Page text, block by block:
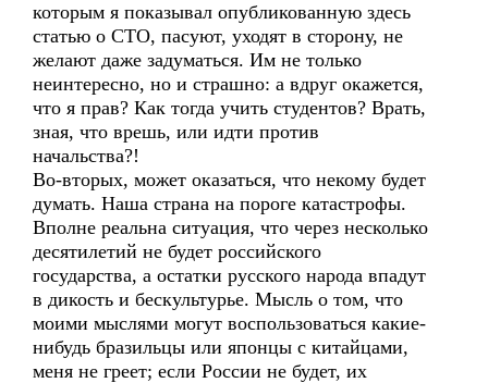
которым я показывал опубликованную здесь
статью о СТО, пасуют, уходят в сторону, не
желают даже задуматься. Им не только
неинтересно, но и страшно: а вдруг окажется,
что я прав? Как тогда учить студентов? Врать,
зная, что врешь, или идти против
начальства?!
Во-вторых, может оказаться, что некому будет
думать. Наша страна на пороге катастрофы.
Вполне реальна ситуация, что через несколько
десятилетий не будет российского
государства, а остатки русского народа впадут
в дикость и бескультурье. Мысль о том, что
моими мыслями могут воспользоваться какие-
нибудь бразильцы или японцы с китайцами,
меня не греет; если России не будет, их